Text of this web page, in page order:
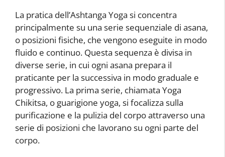
La pratica dell’Ashtanga Yoga si concentra
principalmente su una serie sequenziale di asana,
o posizioni fisiche, che vengono eseguite in modo
fluido e continuo. Questa sequenza è divisa in
diverse serie, in cui ogni asana prepara il
praticante per la successiva in modo graduale e
progressivo. La prima serie, chiamata Yoga
Chikitsa, o guarigione yoga, si focalizza sulla
purificazione e la pulizia del corpo attraverso una
serie di posizioni che lavorano su ogni parte del
corpo.